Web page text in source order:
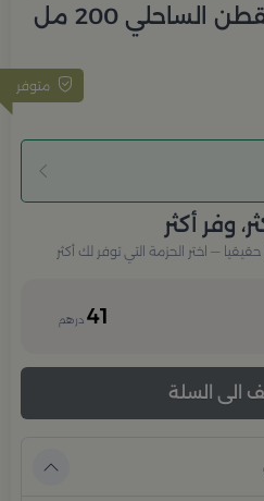
موزع عطور برائحة القطن الساحلي 200 مل
متوفر
وفر أكثر
— اختر الحزمة التي توفر لك أكثر
41 درهم